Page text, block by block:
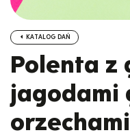
KATALOG DAŃ
Polenta z
jagodami